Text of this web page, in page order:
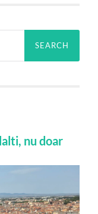
nu doar